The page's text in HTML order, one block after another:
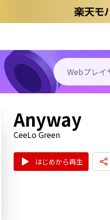
Anyway
CeeLo Green
はじめから再生